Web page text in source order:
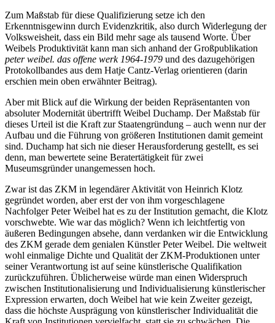
Zum Maßstab für diese Qualifizierung setze ich den
Erkenntnisgewinn durch Evidenzkritik, also durch Widerlegung der
Volksweisheit, dass ein Bild mehr sage als tausend Worte. Über
Weibels Produktivität kann man sich anhand der Großpublikation
peter weibel. das offene werk 1964-1979 und des dazugehörigen
Protokollbandes aus dem Hatje Cantz-Verlag orientieren (darin
erschien mein oben erwähnter Beitrag).
Aber mit Blick auf die Wirkung der beiden Repräsentanten von
absoluter Modernität übertrifft Weibel Duchamp. Der Maßstab für
dieses Urteil ist die Kraft zur Staatengründung – auch wenn nur der
Aufbau und die Führung von größeren Institutionen damit gemeint
sind. Duchamp hat sich nie dieser Herausforderung gestellt, es sei
denn, man bewertete seine Beratertätigkeit für zwei
Museumsgründer unangemessen hoch.
Zwar ist das ZKM in legendärer Aktivität von Heinrich Klotz
gegründet worden, aber erst der von ihm vorgeschlagene
Nachfolger Peter Weibel hat es zu der Institution gemacht, die Klotz
vorschwebte. Wie war das möglich? Wenn ich leichtfertig von
äußeren Bedingungen absehe, dann verdanken wir die Entwicklung
des ZKM gerade dem genialen Künstler Peter Weibel. Die weltweit
wohl einmalige Dichte und Qualität der ZKM-Produktionen unter
seiner Verantwortung ist auf seine künstlerische Qualifikation
zurückzuführen. Üblicherweise würde man einen Widerspruch
zwischen Institutionalisierung und Individualisierung künstlerischer
Expression erwarten, doch Weibel hat wie kein Zweiter gezeigt,
dass die höchste Ausprägung von künstlerischer Individualität die